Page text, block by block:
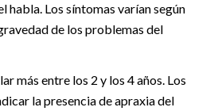
habla. Los síntomas varían según
de los problemas del
más entre los 2 y los 4 años. Los
la presencia de apraxia del